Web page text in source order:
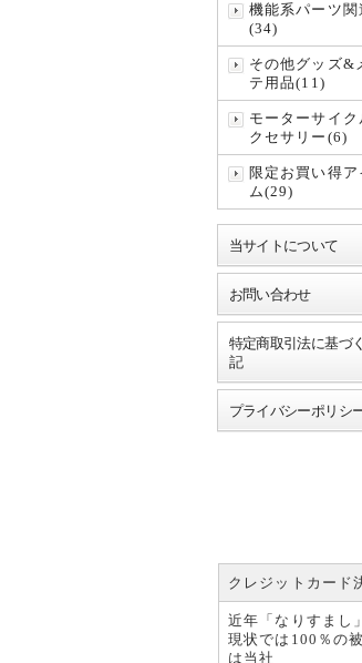
機能系パーツ関
(34)
その他グッズ&
テ用品(11)
モーターサイク
クセサリー(6)
限定お買い得ア
ム(29)
当サイトについて
お問い合わせ
特定商取引法に基づ
記
プライバシーポリシ
クレジットカード
近年「なりすまし
現状では100％の
は当社